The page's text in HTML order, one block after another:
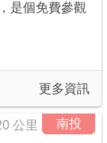
是個免費參觀
更多資訊
南投
公里